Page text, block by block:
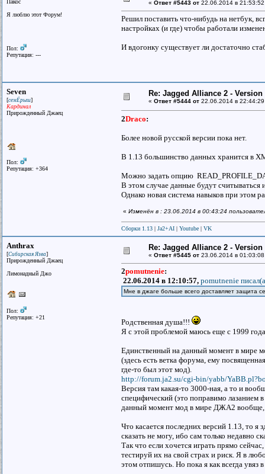
Пакос
Я люблю этот Форум!
Пол:
Репутация: ---
« Ответ #5443 от 22.06.2014 в
Решил поставить что-нибудь на нетбук,
настройках (и где) чтобы работали
И вдогонку существует ли достаточно
Seven
[семЁрыш]
Кардинал
Прирожденный Джаец
Пол:
Репутация: +364
Re: Jagged Alliance 2 - Version
« Ответ #5444 от 22.06.2014 в
2Draco:
Более новой русской версии пока нет.
В 1.13 большинство данных хранится в
Можно задать опцию
В этом случае данные будут считываться
Однако новая система навыков при этом
« Изменён в : 23.06.2014 в 00:43:24
Сборки 1.13 | Ja2+AI | Youtube | VK
Anthrax
[Сибирская Язва]
Прирожденный Джаец
Лимонадный Джо
Пол:
Репутация: +21
Re: Jagged Alliance 2 - Version
« Ответ #5445 от 23.06.2014 в
2pomutnenie:
22.06.2014 в 12:10:57, pomutnenie
Мне в джаге больше всего доставляет защита
Родственная душа!!!
Я с этой проблемой маюсь еще с 1999
Единственный на данный момент в мире
(здесь есть ветка форума, ему
где-то был этот мод).
http://forum.ja2.su/cgi-bin/yabb/
Версия там какая-то 3000-ная, а то и
специфический (это поправимо лазанием
данный момент мод в мире ДЖА2 вообще,
Что касается последних версий 1.13, то я
сказать не могу, ибо сам только недавно
Так что если хочется играть прямо
тестируй их на свой страх и риск. Я в
этом отпишусь. Но пока я как всегда увяз